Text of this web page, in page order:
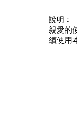
說明︰
親愛的
續使用